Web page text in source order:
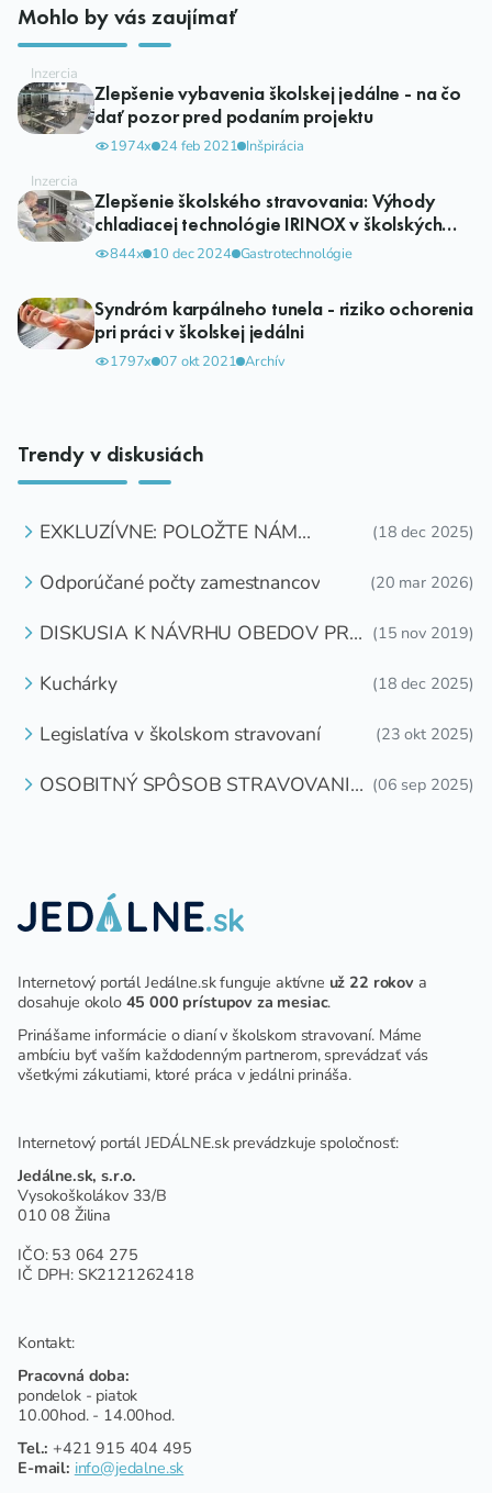
Mohlo by vás zaujímať
Zlepšenie vybavenia školskej jedálne - na čo
dať pozor pred podaním projektu
1974x 24 feb 2021 Inšpirácia
Zlepšenie školského stravovania: Výhody
chladiacej technológie IRINOX v školských
kuchyniach
844x 10 dec 2024 Gastrotechnológie
Syndróm karpálneho tunela - riziko ochorenia
pri práci v školskej jedálni
1797x 07 okt 2021 Archív
Trendy v diskusiách
EXKLUZÍVNE: POLOŽTE NÁM
(18 dec 2025)
Odporúčané počty zamestnancov (20 mar 2026)
DISKUSIA K NÁVRHU OBEDOV PRE
(15 nov 2019)
Kuchárky (18 dec 2025)
Legislatíva v školskom stravovaní (23 okt 2025)
OSOBITNÝ SPÔSOB STRAVOVANIA (06 sep 2025)
Internetový portál Jedálne.sk funguje aktívne už 22 rokova
dosahuje okolo 45 000 prístupov za mesiac.
Prinášame informácie o dianí v školskom stravovaní. Máme
ambíciu byť vaším každodenným partnerom, sprevádzať vás
všetkými zákutiami, ktoré práca v jedálni prináša.
Internetový portál JEDÁLNE.sk prevádzkuje spoločnosť:
Jedálne.sk, s.r.o.
Vysokoškolákov 33/B
010 08 Žilina
IČO: 53 064 275
IČ DPH: SK2121262418
Kontakt:
Pracovná doba:
pondelok - piatok
10.00hod. - 14.00hod.
Tel.: +421 915 404 495
E-mail: info@jedalne.sk